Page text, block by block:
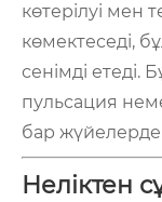
көтерілуі мен
көмектеседі,
сенімді етеді.
пульсация
бар
Неліктен